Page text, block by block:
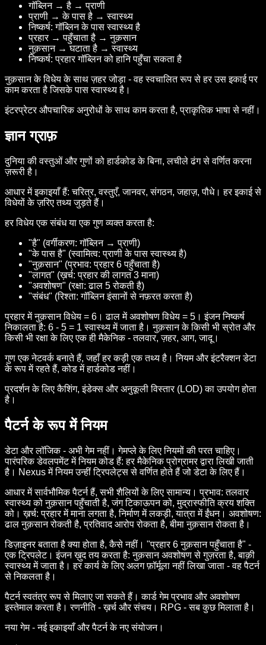
गॉब्लिन → है → प्राणी
प्राणी → के पास है → स्वास्थ्य
निष्कर्ष: गॉब्लिन के पास स्वास्थ्य है
प्रहार → पहुँचाता है → नुक़सान
नुक़सान → घटाता है → स्वास्थ्य
निष्कर्ष: प्रहार गॉब्लिन को हानि पहुँचा सकता है
नुक़सान के विधेय के साथ ज़हर जोड़ा - वह स्वचालित रूप से हर उस इकाई पर
काम करता है जिसके पास स्वास्थ्य है।
इंटरप्रेटर औपचारिक अनुरोधों के साथ काम करता है, प्राकृतिक भाषा से नहीं।
ज्ञान ग्राफ़
दुनिया की वस्तुओं और गुणों को हार्डकोड के बिना, लचीले ढंग से वर्णित करना
ज़रूरी है।
आधार में इकाइयाँ हैं: चरित्र, वस्तुएँ, जानवर, संगठन, जहाज़, पौधे। हर इकाई से
विधेयों के ज़रिए तथ्य जुड़ते हैं।
हर विधेय एक संबंध या एक गुण व्यक्त करता है:
"है" (वर्गीकरण: गॉब्लिन → प्राणी)
"के पास है" (स्वामित्व: प्राणी के पास स्वास्थ्य है)
"नुक़सान" (प्रभाव: प्रहार 6 पहुँचाता है)
"लागत" (ख़र्च: प्रहार की लागत 3 माना)
"अवशोषण" (रक्षा: ढाल 5 रोकती है)
"संबंध" (रिश्ता: गॉब्लिन इंसानों से नफ़रत करता है)
प्रहार में नुक़सान विधेय = 6। ढाल में अवशोषण विधेय = 5। इंजन निष्कर्ष
निकालता है: 6 - 5 = 1 स्वास्थ्य में जाता है। नुक़सान के किसी भी स्रोत और
किसी भी रक्षा के लिए एक ही मैकेनिक - तलवार, ज़हर, आग, जादू।
गुण एक नेटवर्क बनाते हैं, जहाँ हर कड़ी एक तथ्य है। नियम और इंटरैक्शन डेटा
के रूप में रहते हैं, कोड में हार्डकोड नहीं।
प्रदर्शन के लिए कैशिंग, इंडेक्स और अनुकूली विस्तार (LOD) का उपयोग होता
है।
पैटर्न के रूप में नियम
डेटा और लॉजिक - अभी गेम नहीं। गेमप्ले के लिए नियमों की परत चाहिए।
पारंपरिक डेवलपमेंट में नियम कोड हैं: हर मैकेनिक प्रोग्रामर द्वारा लिखी जाती
है। Nexus में नियम उन्हीं ट्रिपलेट्स से वर्णित होते हैं जो डेटा के लिए हैं।
आधार में सार्वभौमिक पैटर्न हैं, सभी शैलियों के लिए सामान्य। प्रभाव: तलवार
स्वास्थ्य को नुक़सान पहुँचाती है, जंग टिकाऊपन को, मुद्रास्फीति क्रय शक्ति
को। ख़र्च: प्रहार में माना लगता है, निर्माण में लकड़ी, यात्रा में ईंधन। अवशोषण:
ढाल नुक़सान रोकती है, प्रतिवाद आरोप रोकता है, बीमा नुक़सान रोकता है।
डिज़ाइनर बताता है क्या होता है, कैसे नहीं। "प्रहार 6 नुक़सान पहुँचाता है" -
एक ट्रिपलेट। इंजन ख़ुद तय करता है: नुक़सान अवशोषण से गुज़रता है, बाक़ी
स्वास्थ्य में जाता है। हर कार्य के लिए अलग फ़ॉर्मूला नहीं लिखा जाता - वह पैटर्न
से निकलता है।
पैटर्न स्वतंत्र रूप से मिलाए जा सकते हैं। कार्ड गेम प्रभाव और अवशोषण
इस्तेमाल करता है। रणनीति - ख़र्च और संचय। RPG - सब कुछ मिलाता है।
नया गेम - नई इकाइयाँ और पैटर्न के नए संयोजन।